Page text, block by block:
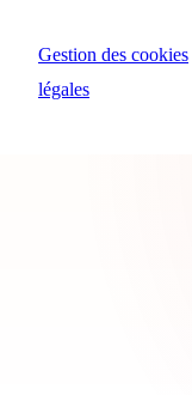
Gestion des cookies
légales